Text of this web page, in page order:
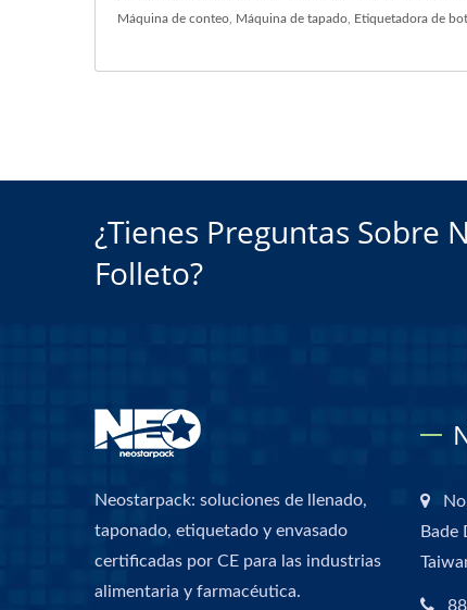
Máquina de conteo Máquina de tapado Etiquetadora de
¿Tienes Preguntas Sobre
Folleto?
Neostarpack: soluciones de llenado,
taponado, etiquetado y envasado
certificadas por CE para las industrias
alimentaria y farmacéutica.
Bade